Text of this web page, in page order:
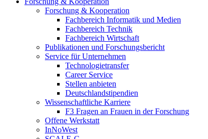
Forschung & Kooperation
Fachbereich Informatik und Medien
Fachbereich Technik
Fachbereich Wirtschaft
Publikationen und Forschungsbericht
Service für Unternehmen
Technologietransfer
Career Service
Stellen anbieten
Deutschlandstipendien
Wissenschaftliche Karriere
F3 Fragen an Frauen in der Forschung
Offene Werkstatt
InNoWest